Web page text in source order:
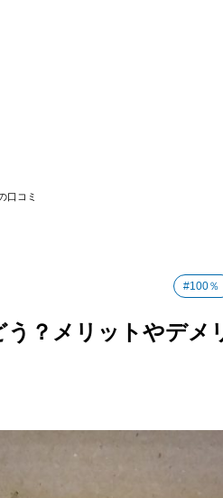
口コミ
#100％
？メリットやデメ